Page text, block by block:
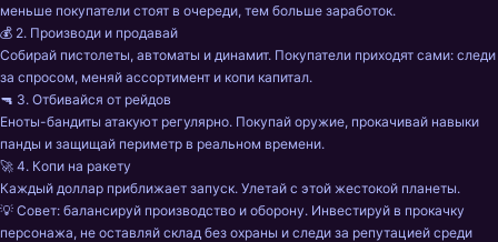
меньше покупатели стоят в очереди, тем больше заработок.
💰 2. Производи и продавай
Собирай пистолеты, автоматы и динамит. Покупатели приходят сами: следи
за спросом, меняй ассортимент и копи капитал.
🔫 3. Отбивайся от рейдов
Еноты-бандиты атакуют регулярно. Покупай оружие, прокачивай навыки
панды и защищай периметр в реальном времени.
🚀 4. Копи на ракету
Каждый доллар приближает запуск. Улетай с этой жестокой планеты.
💡 Совет: балансируй производство и оборону. Инвестируй в прокачку
персонажа, не оставляй склад без охраны и следи за репутацией среди